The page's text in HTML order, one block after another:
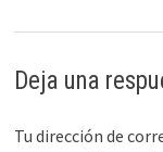
Deja una
Tu dirección de